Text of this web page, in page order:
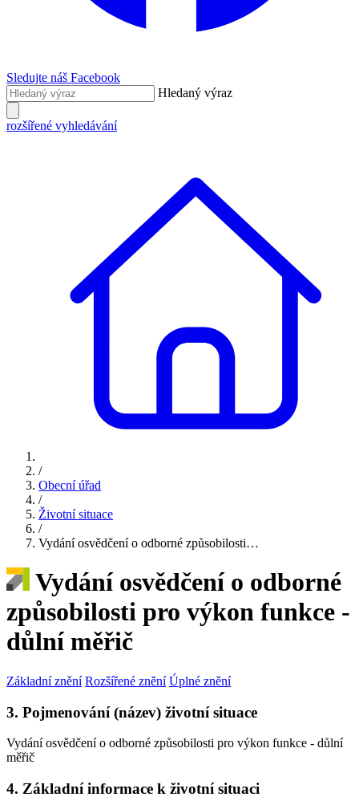
Sledujte náš Facebook
Hledaný výraz
rozšířené vyhledávání
/
Obecní úřad
/
Životní situace
/
Vydání osvědčení o odborné způsobilosti…
Vydání osvědčení o odborné
způsobilosti pro výkon funkce -
důlní měřič
Základní znění Rozšířené znění Úplné znění
3. Pojmenování (název) životní situace
Vydání osvědčení o odborné způsobilosti pro výkon funkce - důlní
měřič
4. Základní informace k životní situaci